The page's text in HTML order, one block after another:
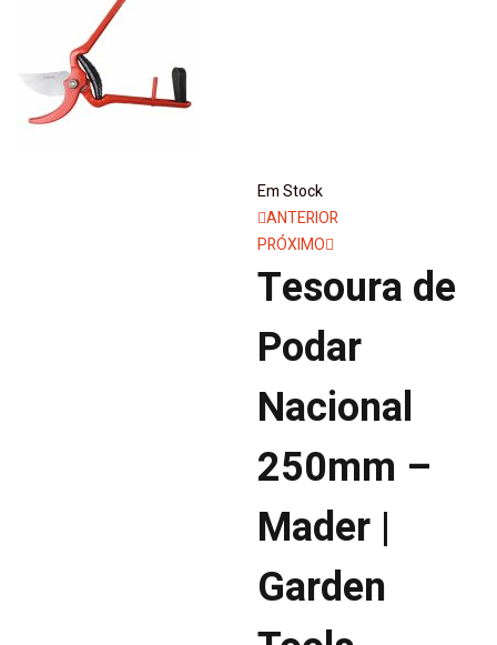
Em Stock
Navegação
de
artigos
ANTERIOR
PRÓXIMO
Tesoura de
Podar
Nacional
250mm –
Mader |
Garden